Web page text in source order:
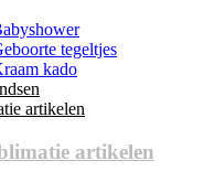
tegeltjes
kado
artikelen
artikelen